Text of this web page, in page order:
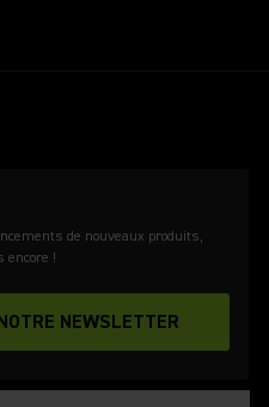
de nouveaux produits,
encore !
NEWSLETTER